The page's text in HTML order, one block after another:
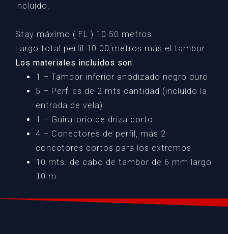
incluído.
Stay máximo ( FL ) 10.50 metros
Largo total perfil 10.00 metros más el tambor
Los materiales incluidos son:
1 – Tambor inferior anodizado negro duro
5 – Perfiles de 2 mts cantidad (incluído la
entrada de vela)
1 – Guiratorio de driza corto
4 – Conectores de perfil, más 2
conectores cortos para los extremos
10 mts. de cabo de tambor de 6 mm largo
10 m